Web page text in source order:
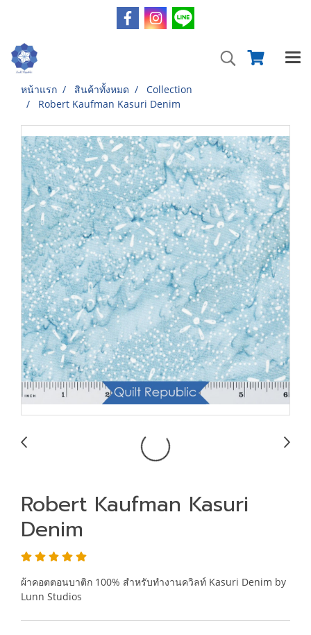
หน้าแรก สินค้าทั้งหมด
Collection
Robert Kaufman Kasuri Denim
Robert Kaufman Kasuri
Denim
ผ้าคอตตอนบาติก 100% สำหรับทำงานควิลท์ Kasuri Denim by
Lunn Studios